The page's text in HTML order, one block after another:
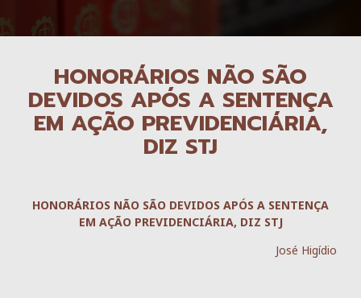
HONORÁRIOS NÃO SÃO
DEVIDOS APÓS A SENTENÇA
EM AÇÃO PREVIDENCIÁRIA,
DIZ STJ
HONORÁRIOS NÃO SÃO DEVIDOS APÓS A SENTENÇA
EM AÇÃO PREVIDENCIÁRIA, DIZ STJ
José Higídio